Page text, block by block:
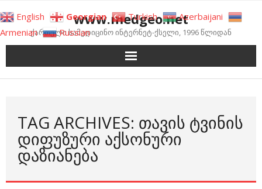
to
content
www.medgeo.net
ქართული სამედიცინო ინტერნეტ-ქსელი, 1996 წლიდან
TAG ARCHIVES: ᲗᲐᲕᲘᲡ ᲢᲕᲘᲜᲘᲡ
ᲓᲘᲤᲣᲖᲣᲠᲘ ᲐᲥᲡᲝᲜᲣᲠᲘ
ᲓᲐᲖᲘᲐᲜᲔᲑᲐ
English Georgian Turkish
Azerbaijani
Armenian
Russian